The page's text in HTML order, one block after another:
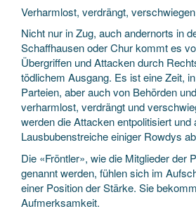
Verharmlost, verdrängt, verschwiegen
Nicht nur in Zug, auch andernorts in
Schaffhausen oder Chur kommt es
Übergriffen und Attacken durch
tödlichem Ausgang. Es ist eine Zeit,
Parteien, aber auch von Behörden
verharmlost, verdrängt und
werden die Attacken entpolitisiert und
Lausbubenstreiche einiger Rowdys
Die «Fröntler», wie die Mitglieder der
genannt werden, fühlen sich im
einer Position der Stärke. Sie
Aufmerksamkeit.